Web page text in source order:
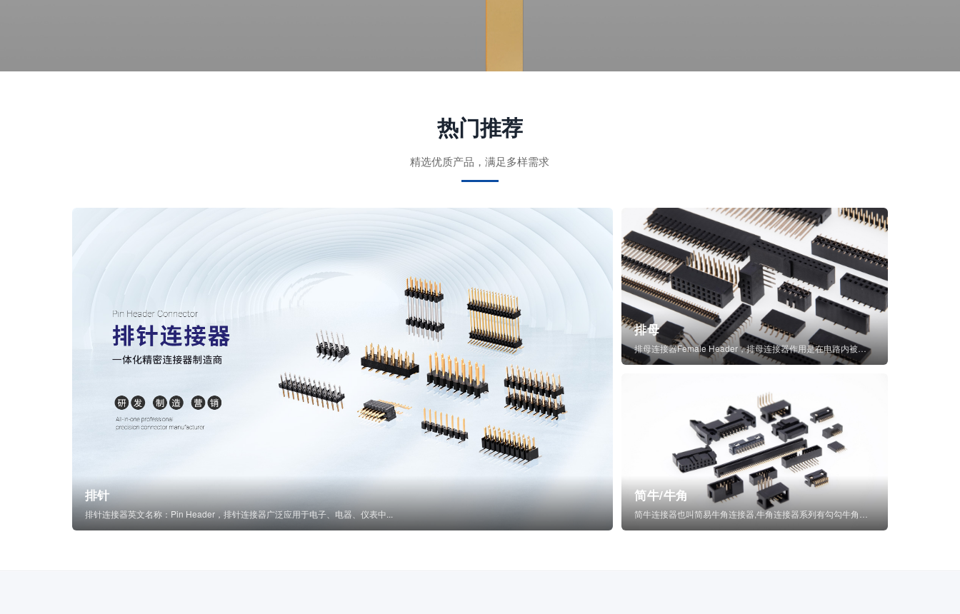
热门推荐
精选优质产品，满足多样需求
排针
排针连接器英文名称：Pin Header，排针连接器广泛应用于电子、电器、仪表中...
排母
排母连接器Female Header，排母连接器作用是在电路内被阻断处或孤立不通...
简牛/牛角